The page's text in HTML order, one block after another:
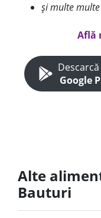
și multe
Află
Google
Alte
Bauturi